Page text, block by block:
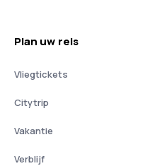
Plan uw reis
Vliegtickets
Citytrip
Vakantie
Verblijf